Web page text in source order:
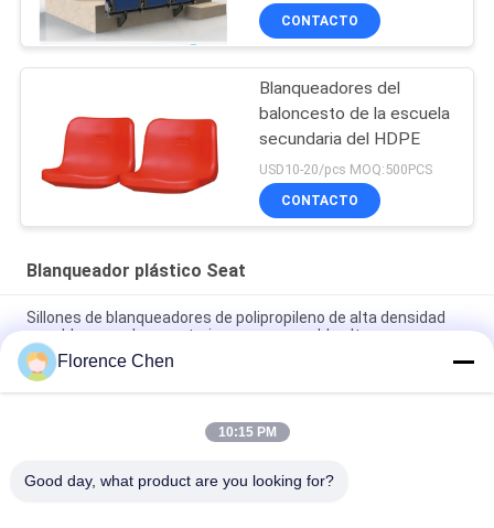
CONTACTO
Blanqueadores del
baloncesto de la escuela
secundaria del HDPE
USD10-20/pcs MOQ:500PCS
CONTACTO
Blanqueador plástico Seat
Sillones de blanqueadores de polipropileno de alta densidad
para blanqueadores exteriores con respaldo alto
Blanqueador plástico fijo al aire libre Seat ignífugo/asientos
verdes del estadio de hierba
El estadio de fútbol azul marino del HDPE asienta/los asientos
Florence Chen
10:15 PM
Good day, what product are you looking for?